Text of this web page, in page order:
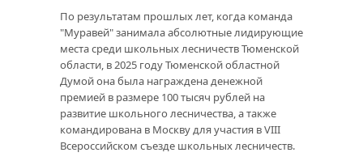
По результатам прошлых лет, когда команда
"Муравей" занимала абсолютные лидирующие
места среди школьных лесничеств Тюменской
области, в 2025 году Тюменской областной
Думой она была награждена денежной
премией в размере 100 тысяч рублей на
развитие школьного лесничества, а также
командирована в Москву для участия в VIII
Всероссийском съезде школьных лесничеств.